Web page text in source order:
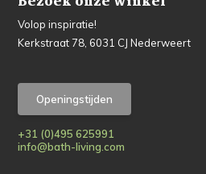
Volop inspiratie!
Kerkstraat 78, 6031 CJ Nederweert
Openingstijden
+31 (0)495 625991
info@bath-living.com